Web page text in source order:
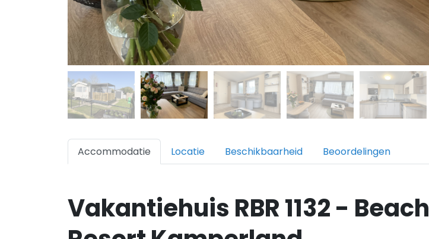
Accommodatie Locatie Beschikbaarheid Beoordelingen
Vakantiehuis RBR 1132 - Beach